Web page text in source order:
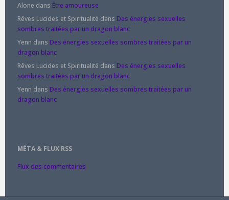
Alone dans Être amoureuse
Rêves Lucides et Spiritualité dans Des énergies sexuelles
sombres traitées par un dragon blanc
Yenn dans Des énergies sexuelles sombres traitées par un
dragon blanc
Rêves Lucides et Spiritualité dans Des énergies sexuelles
sombres traitées par un dragon blanc
Yenn dans Des énergies sexuelles sombres traitées par un
dragon blanc
MÉTA & FLUX RSS
Flux des commentaires